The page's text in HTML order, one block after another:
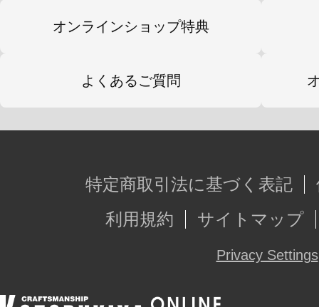
オンラインショップ特典
よくあるご質問
特定商取引法に基づく表記
利用規約
サイトマップ
Privacy Settings